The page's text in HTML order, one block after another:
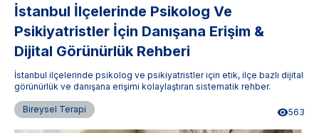
İstanbul İlçelerinde Psikolog Ve
Psikiyatristler İçin Danışana Erişim &
Dijital Görünürlük Rehberi
İstanbul ilçelerinde psikolog ve psikiyatristler için etik, ilçe bazlı dijital
görünürlük ve danışana erişimi kolaylaştıran sistematik rehber.
Bireysel Terapi 563